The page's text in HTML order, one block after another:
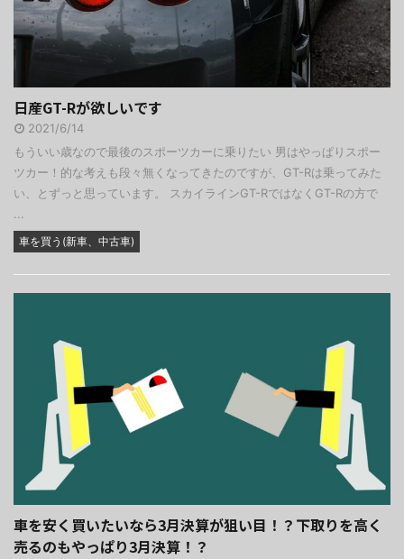
日産GT-Rが欲しいです
2021/6/14
もういい歳なので最後のスポーツカーに乗りたい 男はやっぱりスポー
ツカー！的な考えも段々無くなってきたのですが、GT-Rは乗ってみた
い、とずっと思っています。 スカイラインGT-RではなくGT-Rの方で
...
車を買う(新車、中古車)
車を安く買いたいなら3月決算が狙い目！？下取りを高く
売るのもやっぱり3月決算！？